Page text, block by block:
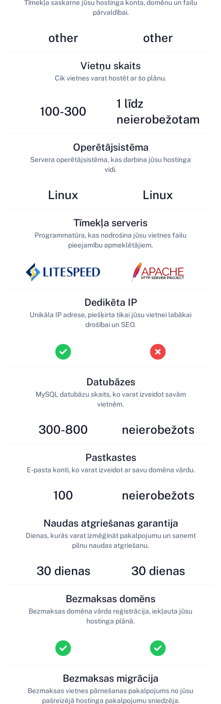
other
Tīmekļa saskarne jūsu hostinga konta, domēnu un failu
pārvaldībai.
other
100-300
Vietņu skaits
Cik vietnes varat hostēt ar šo plānu.
1 līdz
neierobežotam
Linux
Operētājsistēma
Servera operētājsistēma, kas darbina jūsu hostinga
vidi.
Linux
Tīmekļa serveris
Programmatūra, kas nodrošina jūsu vietnes failu
pieejamību apmeklētājiem.
Dedikēta IP
Unikāla IP adrese, piešķirta tikai jūsu vietnei labākai
drošībai un SEO.
300-800
Datubāzes
MySQL datubāzu skaits, ko varat izveidot savām
vietnēm.
neierobežots
100
Pastkastes
E-pasta konti, ko varat izveidot ar savu domēna vārdu.
neierobežots
30 dienas
Naudas atgriešanas garantija
Dienas, kurās varat izmēģināt pakalpojumu un saņemt
pilnu naudas atgriešanu.
30 dienas
Bezmaksas domēns
Bezmaksas domēna vārda reģistrācija, iekļauta jūsu
hostinga plānā.
Bezmaksas migrācija
Bezmaksas vietnes pārnešanas pakalpojums no jūsu
pašreizējā hostinga pakalpojumu sniedzēja.